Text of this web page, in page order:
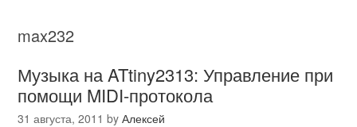
max232
Музыка на ATtiny2313: Управление при
помощи MIDI-протокола
31 августа, 2011 byАлексей